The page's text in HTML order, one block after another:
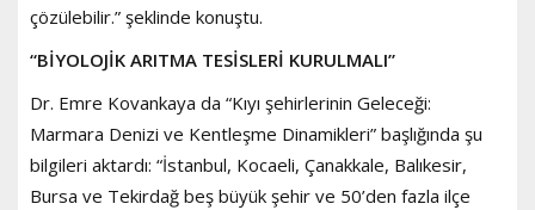
çözülebilir.” şeklinde konuştu.
“BİYOLOJİK ARITMA TESİSLERİ KURULMALI”
Dr. Emre Kovankaya da “Kıyı şehirlerinin Geleceği:
Marmara Denizi ve Kentleşme Dinamikleri” başlığında şu
bilgileri aktardı: “İstanbul, Kocaeli, Çanakkale, Balıkesir,
Bursa ve Tekirdağ beş büyük şehir ve 50’den fazla ilçe